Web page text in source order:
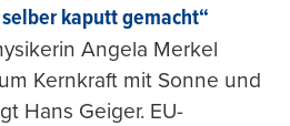
kaputt gemacht“
Angela Merkel
Kernkraft mit Sonne und
Hans Geiger. EU-